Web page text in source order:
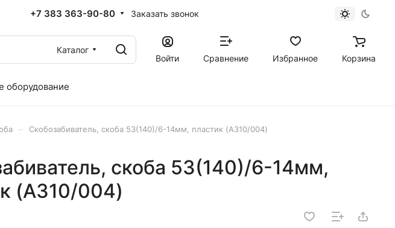
+7 383 363-90-80 Заказать звонок
Каталог
Войти
Сравнение Избранное Корзина
оборудование
Скобозабиватель, скоба 53(140)/6-14мм, пластик (A310/004)
скоба 53(140)/6-14мм,
(A310/004)